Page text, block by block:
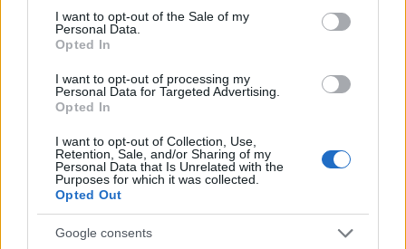
consent section.
I want to opt-out of the Sale of my
Personal Data.
Opted In
I want to opt-out of processing my
Personal Data for Targeted Advertising.
Opted In
I want to opt-out of Collection, Use,
Retention, Sale, and/or Sharing of my
Personal Data that Is Unrelated with the
Purposes for which it was collected.
Opted Out
Google consents
Continua a leggere